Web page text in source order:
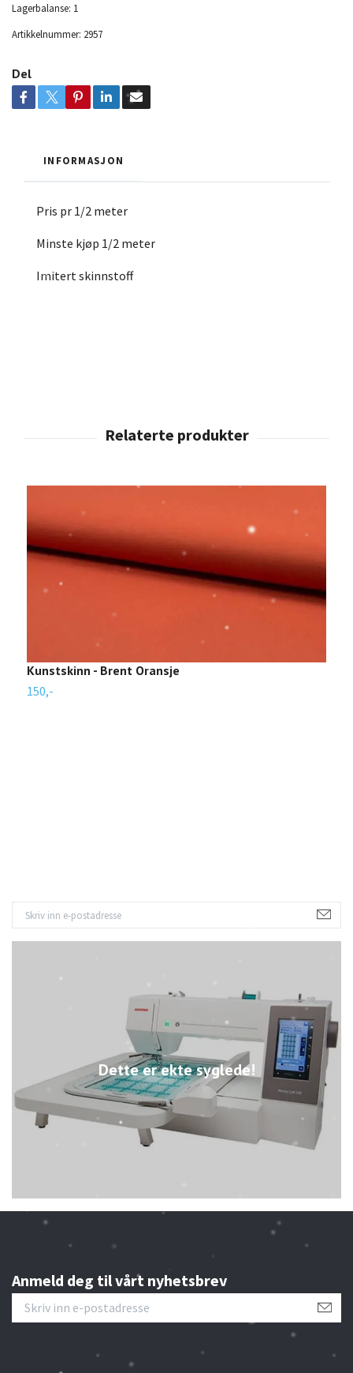
Dette er ekte syglede!
Lagerbalanse: 1
Artikkelnummer: 2957
Del
INFORMASJON
Pris pr 1/2 meter
Minste kjøp 1/2 meter
Imitert skinnstoff
Kunstskinn - Brent Oransje
150,-
Anmeld deg til vårt nyhetsbrev